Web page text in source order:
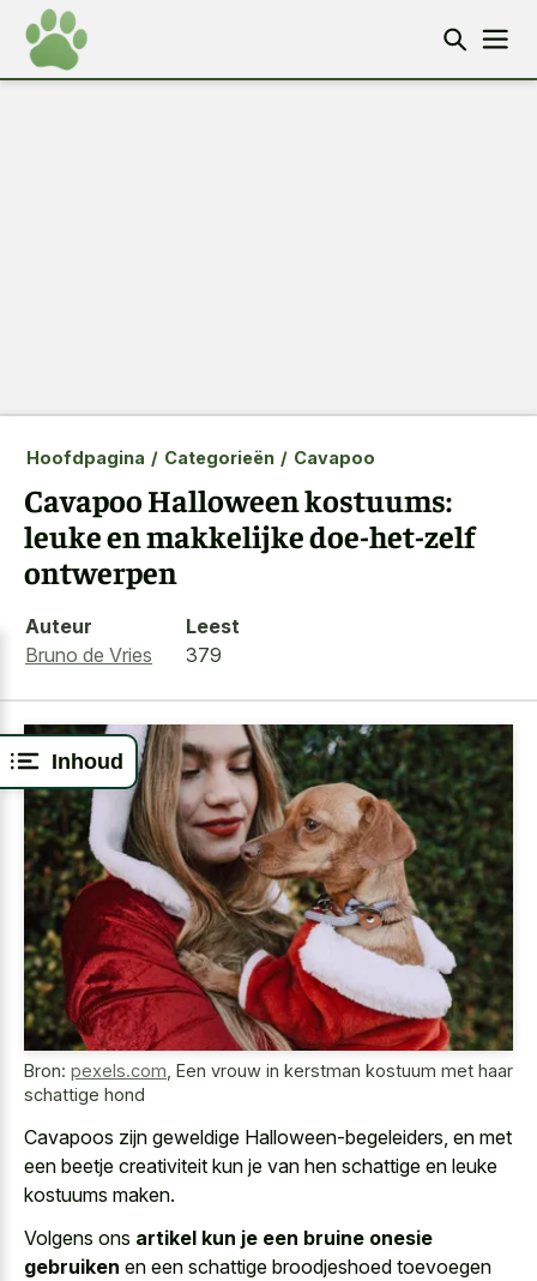
Inhoud
Hoofdpagina / Categorieën / Cavapoo
Cavapoo Halloween kostuums:
leuke en makkelijke doe-het-zelf
ontwerpen
Auteur
Bruno de Vries
Leest
379
Bron: pexels.com Een vrouw in kerstman kostuum met haar
schattige hond
Cavapoos zijn geweldige Halloween-begeleiders, en met
een beetje creativiteit kun je van hen schattige en leuke
kostuums maken.
Volgens ons artikel kun je een bruine onesie
gebruiken en een schattige broodjeshoed toevoegen